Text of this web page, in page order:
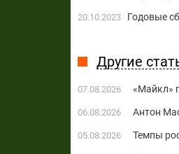
20.10.2023 Годовые
Другие
07.08.2026 «Майкл»
06.08.2026 Антон
05.08.2026 Темпы